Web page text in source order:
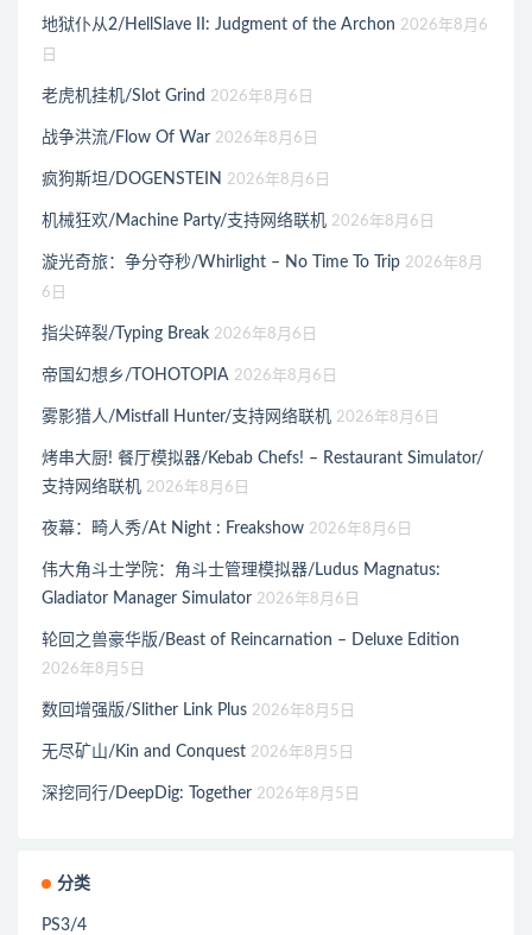
地狱仆从2/HellSlave II: Judgment of the Archon 2026年8月6
日
老虎机挂机/Slot Grind 2026年8月6日
战争洪流/Flow Of War 2026年8月6日
疯狗斯坦/DOGENSTEIN 2026年8月6日
机械狂欢/Machine Party/支持网络联机 2026年8月6日
漩光奇旅：争分夺秒/Whirlight – No Time To Trip 2026年8月
6日
指尖碎裂/Typing Break 2026年8月6日
帝国幻想乡/TOHOTOPIA 2026年8月6日
雾影猎人/Mistfall Hunter/支持网络联机 2026年8月6日
烤串大厨! 餐厅模拟器/Kebab Chefs! – Restaurant Simulator/
支持网络联机 2026年8月6日
夜幕：畸人秀/At Night : Freakshow 2026年8月6日
伟大角斗士学院：角斗士管理模拟器/Ludus Magnatus:
Gladiator Manager Simulator 2026年8月6日
轮回之兽豪华版/Beast of Reincarnation – Deluxe Edition
2026年8月5日
数回增强版/Slither Link Plus 2026年8月5日
无尽矿山/Kin and Conquest 2026年8月5日
深挖同行/DeepDig: Together 2026年8月5日
分类
PS3/4